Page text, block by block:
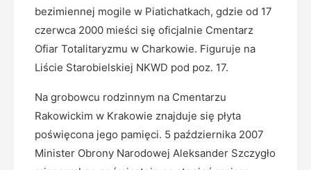
bezimiennej mogile w Piatichatkach, gdzie od 17
czerwca 2000 mieści się oficjalnie Cmentarz
Ofiar Totalitaryzmu w Charkowie. Figuruje na
Liście Starobielskiej NKWD pod poz. 17.
Na grobowcu rodzinnym na Cmentarzu
Rakowickim w Krakowie znajduje się płyta
poświęcona jego pamięci. 5 października 2007
Minister Obrony Narodowej Aleksander Szczygło